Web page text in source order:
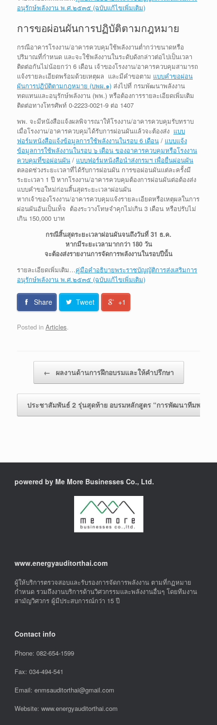
อนุรักษ์พลังงาน พ.ศ.๒๕๓๕ (ฉบับแก้ไขเพิ่มเติม)
การขอผ่อนผันการปฏิบัติตามกฎหมาย
กรณีอาคารโรงงาน/อาคารควบคุมใช้พลังงานต่ำกว่าขนาดหรือ
ปริมาณที่กำหนด และจะใช้พลังงานในระดับดังกล่าวต่อไปเป็นเวลา
ติดต่อกันไม่น้อยกว่า 6 เดือน เจ้าของโรงงาน/อาคารควบคุมสามารถ
แจ้งรายละเอียดพร้อมด้วยเหตุผล และมีคำขอตาม แบบคำขอผ่อน
ผันการปฏิบัติตามกฎหมาย (บพผ.๑) ส่งไปที่ กรมพัฒนาพลังงาน
ทดแทนและอนุรักษ์พลังงาน (พพ.) หรือต้องการรายละเอียดเพิ่มเติม
ติดต่อทางโทรศัพท์ 0-2223-0021-9 ต่อ 1407
พพ. จะมีหนังสือแจ้งผลพิจารณาให้โรงงาน/อาคารควบคุมรับทราบ
เมื่อโรงงาน/อาคารควบคุมได้รับการผ่อนผันแล้วจะต้องส่ง แบบ
ฟอร์มหนังสือแจ้งข้อมูลการใช้พลังงานในรอบ 6 เดือน / แบบแจ้ง
ข้อมูลการใช้พลังงานในรอบ ๖ เดือน ของอาคารควบคุมหรือโรงงาน
ควบคุมที่ขอผ่อนผัน / แบบฟอร์มหนังสือนำส่งกรมฯ เพื่อยื่นผ่อนผัน
ตลอดช่วงระยะเวลาที่ได้รับการผ่อนผัน การขอผ่อนผันแต่ละครั้งมี
ระยะเวลา 1 ปี หากโรงงาน/อาคารควบคุมต้องการผ่อนผันต่อต้องส่ง
แบบคำขอใหม่ก่อนสิ้นสุดระยะเวลาผ่อนผัน
หากเจ้าของโรงงาน/อาคารควบคุมแจ้งรายละเอียดหรือเหตุผลในการ
ผ่อนผันอันเป็นเท็จ ต้องระวางโทษจำคุกไม่เกิน 3 เดือน หรือปรับไม่
เกิน 150,000 บาท
กรณีสิ้นสุดระยะเวลาผ่อนผันจนถึงวันที่ 31 ธ.ค.
หากมีระยะเวลามากกว่า 180 วัน
จะต้องส่งรายงานการจัดการพลังงานในรอบปีนั้น
รายละเอียดเพิ่มเติม…คู่มือคำอธิบายพระราชบัญญัติการส่งเสริมการ
อนุรักษ์พลังงาน พ.ศ.๒๕๓๕ (ฉบับแก้ไขเพิ่มเติม)
Share Tweet +1
Posted in Articles.
← ผลงานด้านการฝึกอบรมและให้คำปรึกษา
ประชาสัมพันธ์ 2 รุ่นสุดท้าย อบรมหลักสูตร “การพัฒนาทีมพลังง
powered by Me More Businesses Co., Ltd.
www.energyauditorthai.com
ผู้ให้บริการตรวจสอบและรับรองการจัดการพลังงาน ตามที่กฏหมาย
กำหนด รวมถึงงานบริการด้านวิศวกรรมและพลังงานอื่นๆ โดยทีมงาน
สามัญวิศวกร ผู้มีประสบการณ์กว่า 15 ปี
Contact info
Phone: 082-654-1599
Fax: 034-494-541
Email: enmsauditorthai@gmail.com
Website: www.energyauditorthai.com